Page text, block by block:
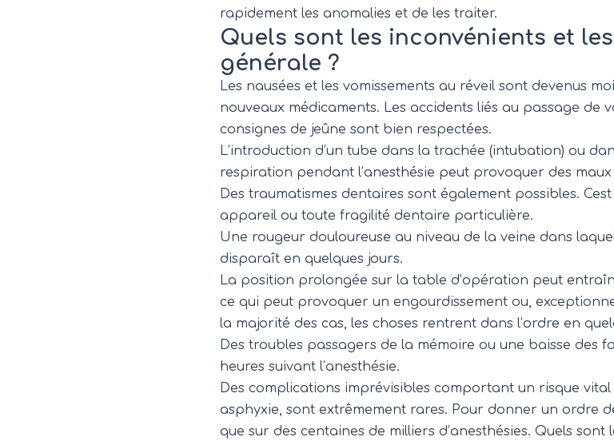
rapidement les anomalies et de les traiter.
Quels sont les inconvénients et
générale ?
Les nausées et les vomissements au réveil sont devenus
nouveaux médicaments. Les accidents liés au passage de
consignes de jeûne sont bien respectées.
L’introduction d’un tube dans la trachée (intubation) ou
respiration pendant l’anesthésie peut provoquer des
Des traumatismes dentaires sont également possibles.
appareil ou toute fragilité dentaire particulière.
Une rougeur douloureuse au niveau de la veine dans
disparaît en quelques jours.
La position prolongée sur la table d’opération peut
ce qui peut provoquer un engourdissement ou,
la majorité des cas, les choses rentrent dans l’ordre en
Des troubles passagers de la mémoire ou une baisse des
heures suivant l’anesthésie.
Des complications imprévisibles comportant un risque
asphyxie, sont extrêmement rares. Pour donner un ordre
que sur des centaines de milliers d’anesthésies. Quels sont